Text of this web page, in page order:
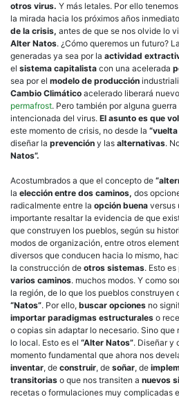
otros virus. Y más letales. Por ello
la mirada hacia los próximos años
de la crisis, antes de que se nos olvide lo
Alter Natos. ¿Cómo queremos un futuro?
generadas ya sea por la actividad
el sistema capitalista con una acelerada
sea por el modelo de producción
Cambio Climático acelerado liberará
permafrost. Pero también por alguna
intencionada del virus. El asunto es que
este momento de crisis, no desde la
diseñar la prevención y las alternativas.
Natos”.
Acostumbrados a que el concepto de
la elección entre dos caminos, dos
radicalmente entre la opción buena versus
importante resaltar la evidencia de que
que construyen los pueblos, según su
modos de organización, entre otros
diversos que conducen hacia lo mismo,
la construcción de otros sistemas. Esto
varios caminos. muchos modos. Y como
la región, de lo que los pueblos construyen
“Natos”. Por ello, buscar opciones no
importar paradigmas estructurales o
o copias sin adaptar lo necesario. Sino
lo local. Esto es el “Alter Natos”. Diseñar y
momento fundamental que ahora nos
inventar, de construir, de soñar, de
transitorias o que nos transiten a nuevos
recetas o formulaciones muy complicadas